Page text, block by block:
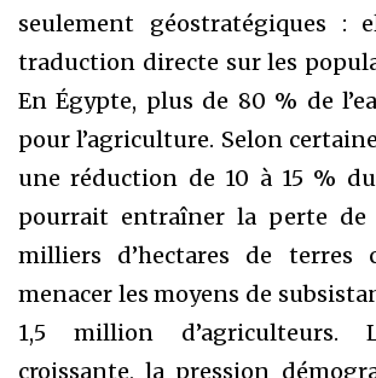
seulement géostratégiques :
traduction directe sur les
En Égypte, plus de 80 % de
pour l’agriculture. Selon
une réduction de 10 à 15 %
pourrait entraîner la perte de
milliers d’hectares de terres
menacer les moyens de
1,5 million d’agriculteurs.
croissante, la pression